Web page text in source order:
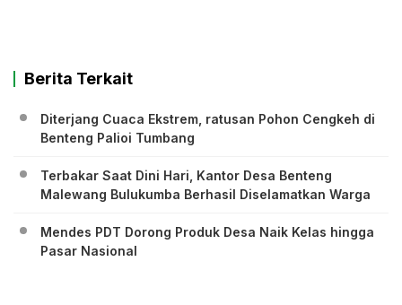
Berita Terkait
Diterjang Cuaca Ekstrem, ratusan Pohon Cengkeh di
Benteng Palioi Tumbang
Terbakar Saat Dini Hari, Kantor Desa Benteng
Malewang Bulukumba Berhasil Diselamatkan Warga
Mendes PDT Dorong Produk Desa Naik Kelas hingga
Pasar Nasional